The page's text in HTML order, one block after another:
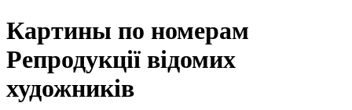
Картины по номерам
Репродукції відомих
художників